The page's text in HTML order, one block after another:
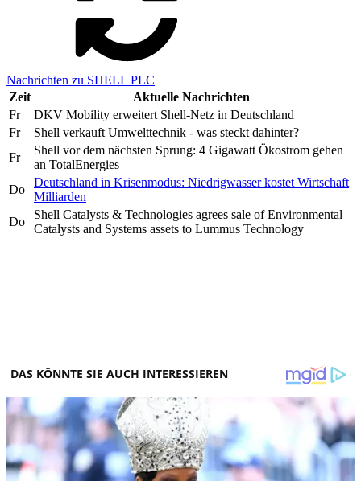
Nachrichten zu SHELL PLC
Zeit
Aktuelle Nachrichten
Fr
DKV Mobility erweitert Shell-Netz in Deutschland
Fr
Shell verkauft Umwelttechnik - was steckt dahinter?
Fr
Shell vor dem nächsten Sprung: 4 Gigawatt Ökostrom gehen
an TotalEnergies
Do
Deutschland in Krisenmodus: Niedrigwasser kostet Wirtschaft
Milliarden
Do
Shell Catalysts & Technologies agrees sale of Environmental
Catalysts and Systems assets to Lummus Technology